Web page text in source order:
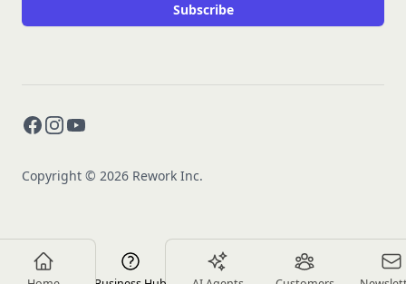
Subscribe
Facebook
Instagram
YouTube
Copyright © 2026 Rework Inc.